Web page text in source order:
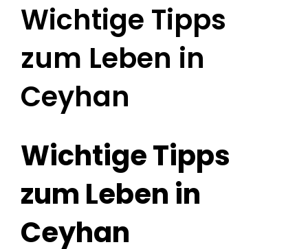
Wichtige Tipps
zum Leben in
Ceyhan
Wichtige Tipps
zum Leben in
Ceyhan